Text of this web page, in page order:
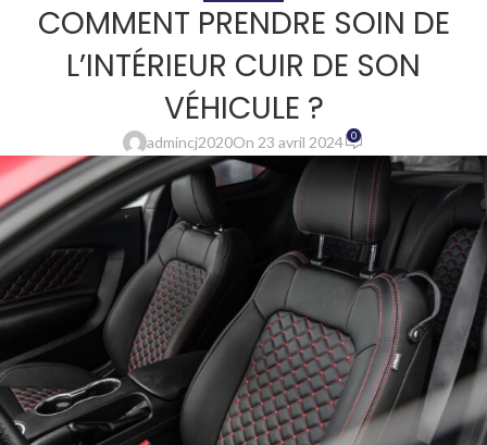
COMMENT PRENDRE SOIN DE
L’INTÉRIEUR CUIR DE SON
VÉHICULE ?
admincj2020On 23 avril 2024 0